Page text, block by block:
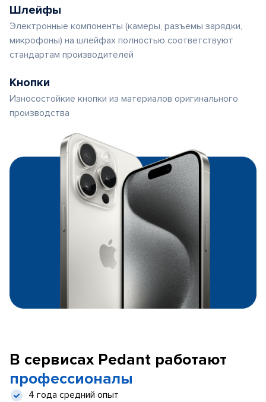
Шлейфы
Электронные компоненты (камеры, разъемы зарядки,
микрофоны) на шлейфах полностью соответствуют
стандартам производителей
Кнопки
Износостойкие кнопки из материалов оригинального
производства
В сервисах Pedant работают
профессионалы
4 года средний опыт